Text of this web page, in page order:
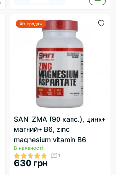
Хіт-продаж
SAN, ZMA (90 капс.), цинк+
магний+ В6, zinc
magnesium vitamin B6
В наявності
1
630 грн